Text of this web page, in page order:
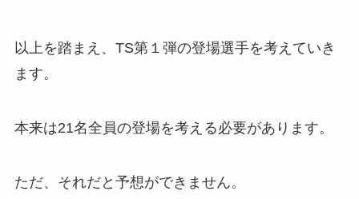
以上を踏まえ、TS第１弾の登場選手を考えていき
ます。
本来は21名全員の登場を考える必要があります。
ただ、それだと予想ができません。